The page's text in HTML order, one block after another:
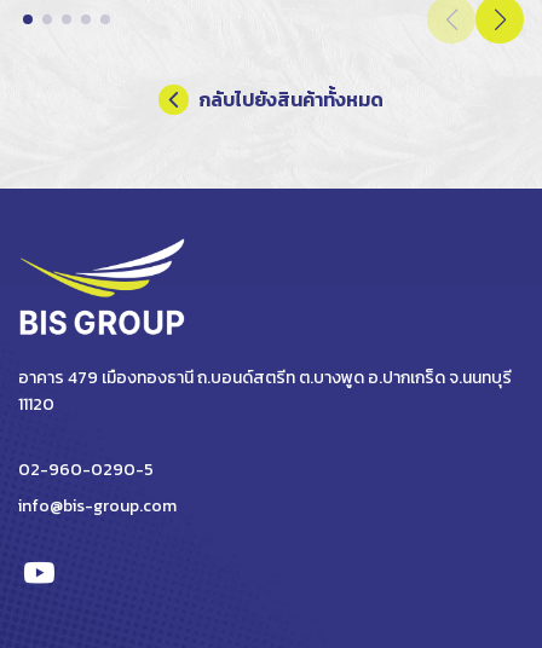
กลับไปยังสินค้าทั้งหมด
อาคาร 479 เมืองทองธานี ถ.บอนด์สตรีท ต.บางพูด อ.ปากเกร็ด จ.นนทบุรี
11120
02-960-0290-5
info@bis-group.com